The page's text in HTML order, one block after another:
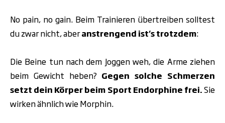
No pain, no gain. Beim Trainieren übertreiben solltest
du zwar nicht, aberanstrengend ist‘s trotzdem:
Die Beine tun nach dem Joggen weh, die Arme ziehen
beim Gewicht heben? Gegen solche Schmerzen
setzt dein Körper beim Sport Endorphine frei.Sie
wirken ähnlich wie Morphin.